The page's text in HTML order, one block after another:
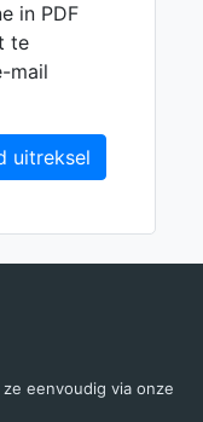
in PDF
te
mail
uitreksel
eenvoudig via onze